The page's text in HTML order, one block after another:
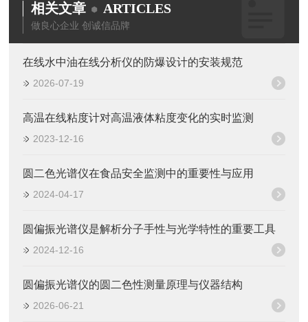
相关文章 ARTICLES
做良心企业 创诚信品牌
在线水中油在线分析仪的防爆设计的安装规范
2026-07-19
高温在线粘度计对高温液体粘度变化的实时监测
2023-12-16
圆二色光谱仪在食品安全监测中的重要性与应用
2024-04-17
圆偏振光谱仪是解析分子手性与光学特性的重要工具
2024-12-16
圆偏振光谱仪的圆二色性测量原理与仪器结构
2026-06-21